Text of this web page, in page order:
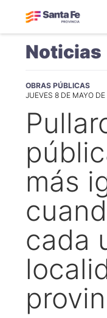
Noticias
OBRAS PÚBLICAS
JUEVES 8 DE MAYO
más
cada